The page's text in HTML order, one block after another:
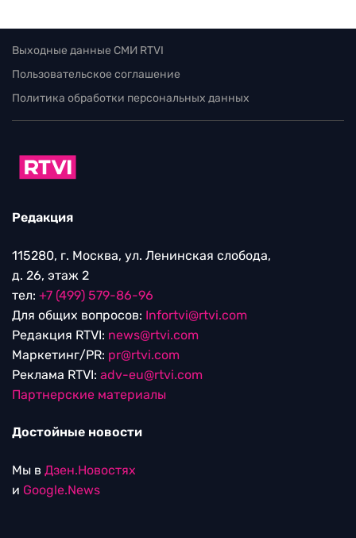
Выходные данные СМИ RTVI
Пользовательское соглашение
Политика обработки персональных данных
Редакция
115280, г. Москва, ул. Ленинская слобода,
д. 26, этаж 2
тел: +7 (499) 579-86-96
Для общих вопросов: Infortvi@rtvi.com
Редакция RTVI: news@rtvi.com
Маркетинг/PR: pr@rtvi.com
Реклама RTVI: adv-eu@rtvi.com
Партнерские материалы
Достойные новости
Мы в Дзен.Новостях
и Google.News